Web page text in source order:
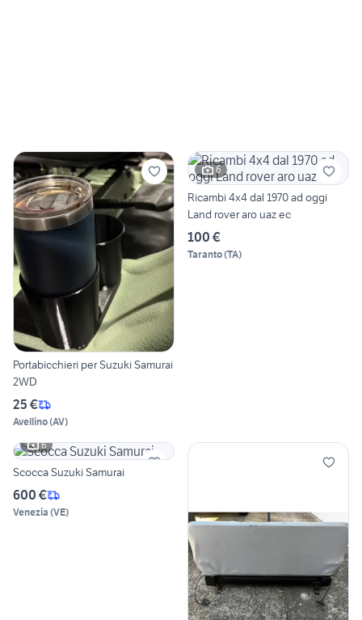
Portabicchieri per Suzuki Samurai
2WD
25 €
Avellino(AV)
6
Ricambi 4x4 dal 1970 ad oggi
Land rover aro uaz ec
100 €
Taranto(TA)
6
Scocca Suzuki Samurai
600 €
Venezia (VE)